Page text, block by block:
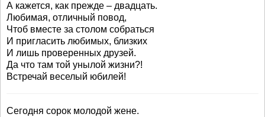
А кажется, как прежде – двадцать.
Любимая, отличный повод,
Чтоб вместе за столом собраться
И пригласить любимых, близких
И лишь проверенных друзей.
Да что там той унылой жизни?!
Встречай веселый юбилей!
Сегодня сорок молодой жене.